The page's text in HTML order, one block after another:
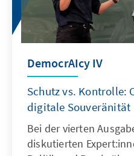
DemocrAIcy IV
Schutz vs. Kontrolle:
digitale Souveränität
Bei der vierten
diskutierten